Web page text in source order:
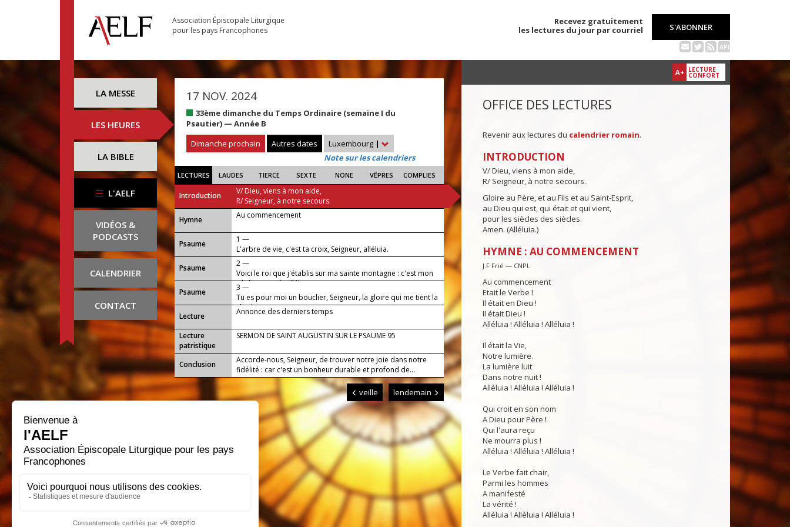
Association Épiscopale Liturgique
pour les pays Francophones
Recevez gratuitement
les lectures du jour par courriel
S'ABONNER
API
LA MESSE
LES HEURES
LA BIBLE
L'AELF
VIDÉOS &
PODCASTS
CALENDRIER
CONTACT
17 NOV. 2024
33ème dimanche du Temps Ordinaire (semaine I du
Psautier) — Année B
Dimanche prochain
Autres dates Luxembourg |
Note sur les calendriers
LECTURES LAUDES TIERCE SEXTE NONE VÊPRES COMPLIES
Introduction
V/ Dieu, viens à mon aide,
R/ Seigneur, à notre secours.
...
Hymne Au commencement
Psaume
1 —
L'arbre de vie, c'est ta croix, Seigneur, alléluia.
Psaume
2 —
Voici le roi que j'établis sur ma sainte montagne : c'est mon
Fils bien-aimé. Alléluia.
Psaume
3 —
Tu es pour moi un bouclier, Seigneur, la gloire qui me tient la
tête haute.
Lecture
Annonce des derniers temps
Lecture
patristique
SERMON DE SAINT AUGUSTIN SUR LE PSAUME 95
Conclusion
Accorde-nous, Seigneur, de trouver notre joie dans notre
fidélité : car c'est un bonheur durable et profond de...
veille lendemain
A+ LECTURE
CONFORT
OFFICE DES LECTURES
Revenir aux lectures du calendrier romain.
INTRODUCTION
V/ Dieu, viens à mon aide,
R/ Seigneur, à notre secours.
Gloire au Père, et au Fils et au Saint-Esprit,
au Dieu qui est, qui était et qui vient,
pour les siècles des siècles.
Amen. (Alléluia.)
HYMNE : AU COMMENCEMENT
J.F Frié — CNPL
Au commencement
Etait le Verbe !
Il était en Dieu !
Il était Dieu !
Alléluia ! Alléluia ! Alléluia !
Il était la Vie,
Notre lumière.
La lumière luit
Dans notre nuit !
Alléluia ! Alléluia ! Alléluia !
Qui croit en son nom
A Dieu pour Père !
Qui l'aura reçu
Ne mourra plus !
Alléluia ! Alléluia ! Alléluia !
Le Verbe fait chair,
Parmi les hommes
A manifesté
La vérité !
Alléluia ! Alléluia ! Alléluia !